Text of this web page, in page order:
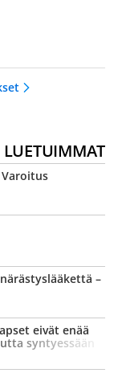
LUETUIMMAT
–
eivät enää
syntyessään